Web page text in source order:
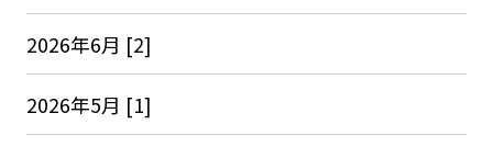
2026年6月 [2]
2026年5月 [1]